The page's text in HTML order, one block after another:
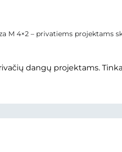
M 4×2 – privatiems projektams
dangų projektams.